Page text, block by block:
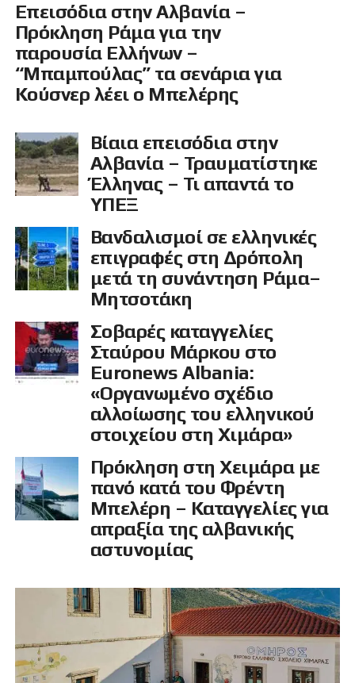
Επεισόδια στην Αλβανία –
Πρόκληση Ράμα για την
παρουσία Ελλήνων –
“Μπαμπούλας” τα σενάρια για
Κούσνερ λέει ο Μπελέρης
Βίαια επεισόδια στην
Αλβανία – Τραυματίστηκε
Έλληνας – Τι απαντά το
ΥΠΕΞ
Βανδαλισμοί σε ελληνικές
επιγραφές στη Δρόπολη
μετά τη συνάντηση Ράμα–
Μητσοτάκη
Σοβαρές καταγγελίες
Σταύρου Μάρκου στο
Euronews Albania:
«Οργανωμένο σχέδιο
αλλοίωσης του ελληνικού
στοιχείου στη Χιμάρα»
Πρόκληση στη Χειμάρα με
πανό κατά του Φρέντη
Μπελέρη – Καταγγελίες για
απραξία της αλβανικής
αστυνομίας